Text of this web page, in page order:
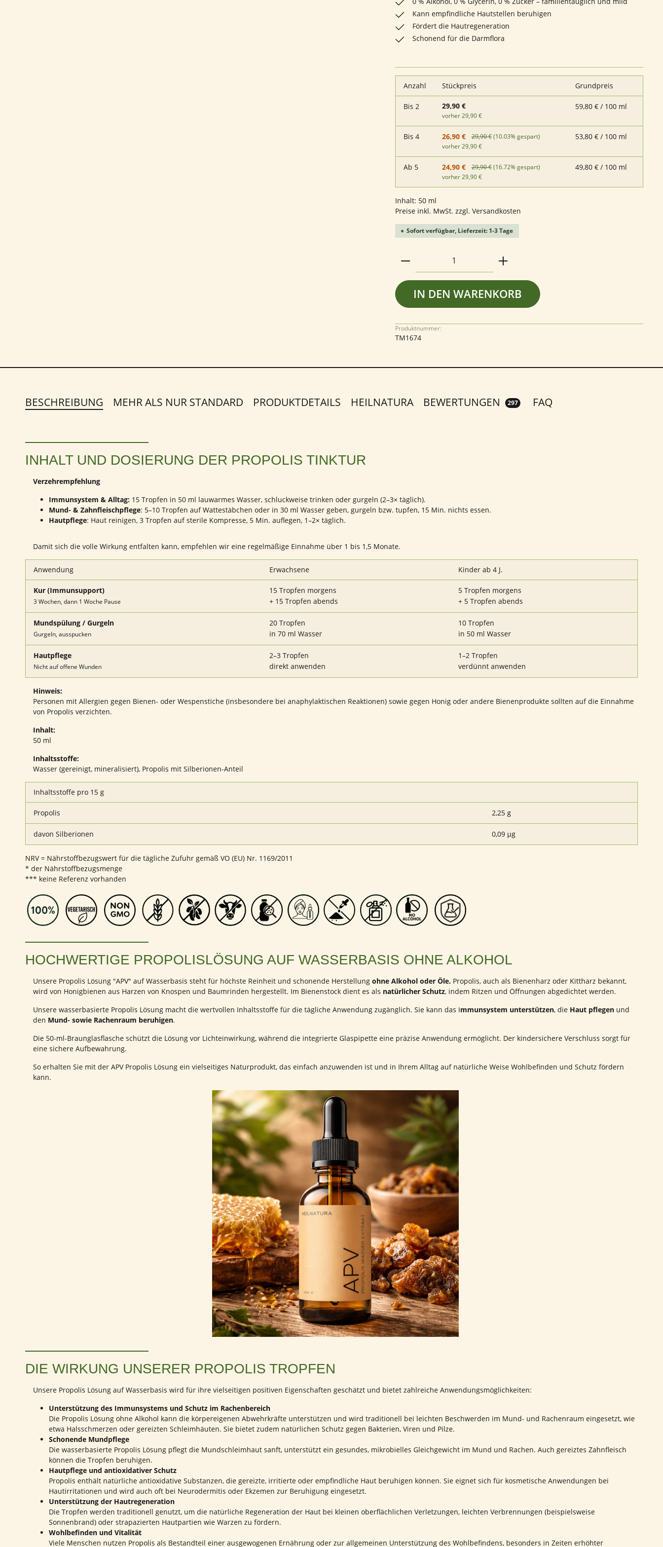
Kann empfindliche Hautstellen beruhigen
Fördert die Hautregeneration
Schonend für die Darmflora
Anzahl Stückpreis Grundpreis
Bis 2 29,90 €
vorher 29,90 €
59,80 € / 100 ml
Bis 4 26,90 € 29,90 €(10.03% gespart)
vorher 29,90 €
53,80 € / 100 ml
Ab 5 24,90 € 29,90 €(16.72% gespart)
vorher 29,90 €
49,80 € / 100 ml
Inhalt: 50 ml
Preise inkl. MwSt. zzgl. Versandkosten
Sofort verfügbar, Lieferzeit: 1-3 Tage
Produkt Anzahl: Gib den gewünschten Wert
IN DEN WARENKORB
Produktnummer:
TM1674
BESCHREIBUNG MEHR ALS NUR STANDARD PRODUKTDETAILS HEILNATURA BEWERTUNGEN 297 FAQ
INHALT UND DOSIERUNG DER PROPOLIS TINKTUR
Verzehrempfehlung
Immunsystem & Alltag:15 Tropfen in 50 ml lauwarmes Wasser, schluckweise trinken oder gurgeln (2–3× täglich).
Mund- & Zahnfleischpflege: 5–10 Tropfen auf Wattestäbchen oder in 30 ml Wasser geben, gurgeln bzw. tupfen, 15 Min. nichts essen.
Hautpflege: Haut reinigen, 3 Tropfen auf sterile Kompresse, 5 Min. auflegen, 1–2× täglich.
Damit sich die volle Wirkung entfalten kann, empfehlen wir eine regelmäßige Einnahme über 1 bis 1,5 Monate.
Anwendung Erwachsene Kinder ab 4 J.
Kur (Immunsupport)
3 Wochen, dann 1 Woche Pause
15 Tropfen morgens
+ 15 Tropfen abends
5 Tropfen morgens
+ 5 Tropfen abends
Mundspülung / Gurgeln
Gurgeln, ausspucken
20 Tropfen
in 70 ml Wasser
10 Tropfen
in 50 ml Wasser
Hautpflege
Nicht auf offene Wunden
2–3 Tropfen
direkt anwenden
1–2 Tropfen
verdünnt anwenden
Hinweis:
Personen mit Allergien gegen Bienen- oder Wespenstiche (insbesondere bei anaphylaktischen Reaktionen) sowie gegen Honig oder andere Bienenprodukte sollten auf die Einnahme
von Propolis verzichten.
Inhalt:
50 ml
Inhaltsstoffe:
Wasser (gereinigt, mineralisiert), Propolis mit Silberionen-Anteil
Inhaltsstoffe pro 15 g
Propolis 2,25 g
davon Silberionen 0,09 µg
NRV = Nährstoffbezugswert für die tägliche Zufuhr gemäß VO (EU) Nr. 1169/2011
* der Nährstoffbezugsmenge
*** keine Referenz vorhanden
HOCHWERTIGE PROPOLISLÖSUNG AUF WASSERBASIS OHNE ALKOHOL
Unsere Propolis Lösung "APV" auf Wasserbasis steht für höchste Reinheit und schonende Herstellung ohne Alkohol oder Öle.Propolis, auch als Bienenharz oder Kittharz bekannt,
wird von Honigbienen aus Harzen von Knospen und Baumrinden hergestellt. Im Bienenstock dient es als natürlicher Schutz, indem Ritzen und Öffnungen abgedichtet werden.
Unsere wasserbasierte Propolis Lösung macht die wertvollen Inhaltsstoffe für die tägliche Anwendung zugänglich. Sie kann das Immunsystem unterstützen, die Haut pflegenund
den Mund- sowie Rachenraum beruhigen.
Die 50-ml-Braunglasflasche schützt die Lösung vor Lichteinwirkung, während die integrierte Glaspipette eine präzise Anwendung ermöglicht. Der kindersichere Verschluss sorgt für
eine sichere Aufbewahrung.
So erhalten Sie mit der APV Propolis Lösung ein vielseitiges Naturprodukt, das einfach anzuwenden ist und in Ihrem Alltag auf natürliche Weise Wohlbefinden und Schutz fördern
kann.
DIE WIRKUNG UNSERER PROPOLIS TROPFEN
Unsere Propolis Lösung auf Wasserbasis wird für ihre vielseitigen positiven Eigenschaften geschätzt und bietet zahlreiche Anwendungsmöglichkeiten:
Unterstützung des Immunsystems und Schutz im Rachenbereich
Die Propolis Lösung ohne Alkohol kann die körpereigenen Abwehrkräfte unterstützen und wird traditionell bei leichten Beschwerden im Mund- und Rachenraum eingesetzt, wie
etwa Halsschmerzen oder gereizten Schleimhäuten. Sie bietet zudem natürlichen Schutz gegen Bakterien, Viren und Pilze.
Schonende Mundpflege
Die wasserbasierte Propolis Lösung pflegt die Mundschleimhaut sanft, unterstützt ein gesundes, mikrobielles Gleichgewicht im Mund und Rachen. Auch gereiztes Zahnfleisch
können die Tropfen beruhigen.
Hautpflege und antioxidativer Schutz
Propolis enthält natürliche antioxidative Substanzen, die gereizte, irritierte oder empfindliche Haut beruhigen können. Sie eignet sich für kosmetische Anwendungen bei
Hautirritationen und wird auch oft bei Neurodermitis oder Ekzemen zur Beruhigung eingesetzt.
Unterstützung der Hautregeneration
Die Tropfen werden traditionell genutzt, um die natürliche Regeneration der Haut bei kleinen oberflächlichen Verletzungen, leichten Verbrennungen (beispielsweise
Sonnenbrand) oder strapazierten Hautpartien wie Warzen zu fördern.
Wohlbefinden und Vitalität
Viele Menschen nutzen Propolis als Bestandteil einer ausgewogenen Ernährung oder zur allgemeinen Unterstützung des Wohlbefindens, besonders in Zeiten erhöhter